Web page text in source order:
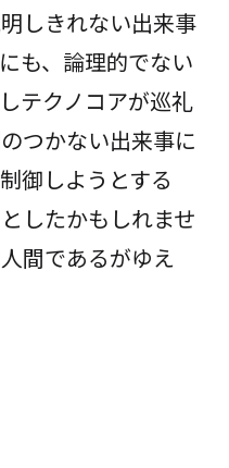
しきれない出来事
も、論理的でない
テクノコアが巡礼
つかない出来事に
御しようとする
したかもしれませ
間であるがゆえ